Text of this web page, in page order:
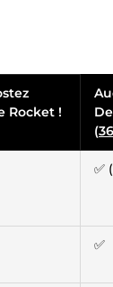
Rocket !
(
✅
✅